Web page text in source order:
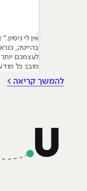
אין לי
בהייטק,
לעצמכם
מובן: כל
כבר נגע
להמשך קריאה >